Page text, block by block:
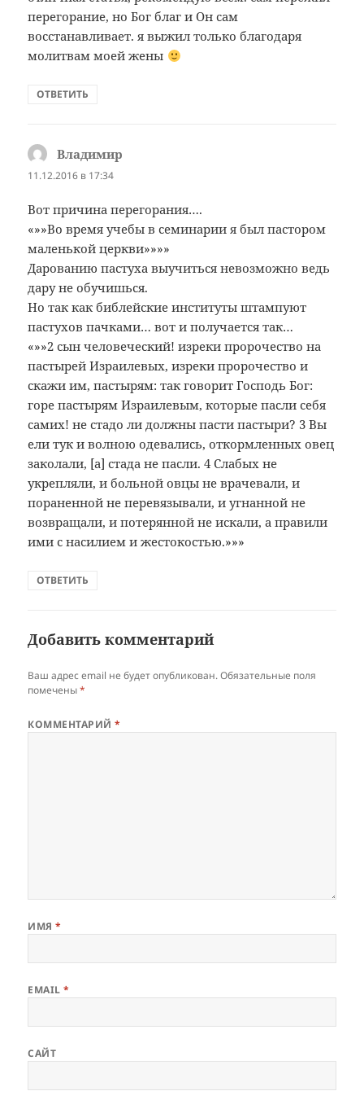
перегорание, но Бог благ и Он сам
восстанавливает. я выжил только благодаря
молитвам моей жены
ОТВЕТИТЬ
Владимир
11.12.2016 в 17:34
Вот причина перегорания….
«»»Во время учебы в семинарии я был пастором
маленькой церкви»»»»
Дарованию пастуха выучиться невозможно ведь
дару не обучишься.
Но так как библейские институты штампуют
пастухов пачками… вот и получается так…
«»»2 сын человеческий! изреки пророчество на
пастырей Израилевых, изреки пророчество и
скажи им, пастырям: так говорит Господь Бог:
горе пастырям Израилевым, которые пасли себя
самих! не стадо ли должны пасти пастыри? 3 Вы
ели тук и волною одевались, откормленных овец
заколали, [а] стада не пасли. 4 Слабых не
укрепляли, и больной овцы не врачевали, и
пораненной не перевязывали, и угнанной не
возвращали, и потерянной не искали, а правили
ими с насилием и жестокостью.»»»
ОТВЕТИТЬ
Добавить комментарий
Ваш адрес email не будет опубликован. Обязательные поля
помечены*
КОММЕНТАРИЙ*
ИМЯ*
EMAIL*
САЙТ